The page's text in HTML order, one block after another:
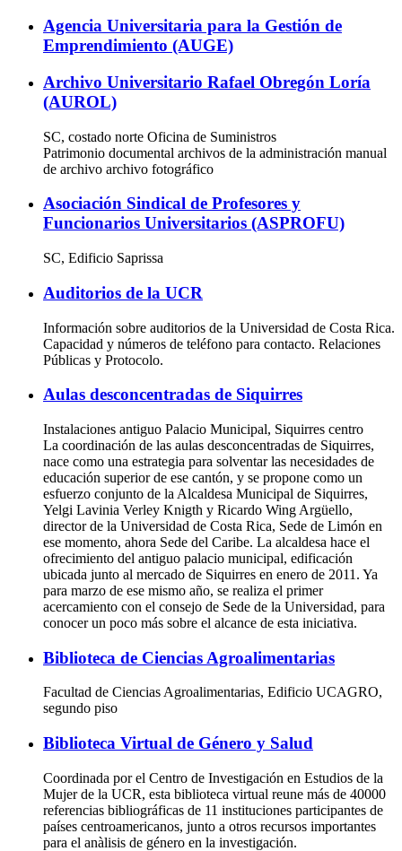
Agencia Universitaria para la Gestión de
Emprendimiento (AUGE)
Archivo Universitario Rafael Obregón Loría
(AUROL)
SC, costado norte Oficina de Suministros
Patrimonio documental archivos de la administración manual
de archivo archivo fotográfico
Asociación Sindical de Profesores y
Funcionarios Universitarios (ASPROFU)
SC, Edificio Saprissa
Auditorios de la UCR
Información sobre auditorios de la Universidad de Costa Rica.
Capacidad y números de teléfono para contacto. Relaciones
Públicas y Protocolo.
Aulas desconcentradas de Siquirres
Instalaciones antiguo Palacio Municipal, Siquirres centro
La coordinación de las aulas desconcentradas de Siquirres,
nace como una estrategia para solventar las necesidades de
educación superior de ese cantón, y se propone como un
esfuerzo conjunto de la Alcaldesa Municipal de Siquirres,
Yelgi Lavinia Verley Knigth y Ricardo Wing Argüello,
director de la Universidad de Costa Rica, Sede de Limón en
ese momento, ahora Sede del Caribe. La alcaldesa hace el
ofrecimiento del antiguo palacio municipal, edificación
ubicada junto al mercado de Siquirres en enero de 2011. Ya
para marzo de ese mismo año, se realiza el primer
acercamiento con el consejo de Sede de la Universidad, para
conocer un poco más sobre el alcance de esta iniciativa.
Biblioteca de Ciencias Agroalimentarias
Facultad de Ciencias Agroalimentarias, Edificio UCAGRO,
segundo piso
Biblioteca Virtual de Género y Salud
Coordinada por el Centro de Investigación en Estudios de la
Mujer de la UCR, esta biblioteca virtual reune más de 40000
referencias bibliográficas de 11 instituciones participantes de
países centroamericanos, junto a otros recursos importantes
para el anàlisis de género en la investigación.